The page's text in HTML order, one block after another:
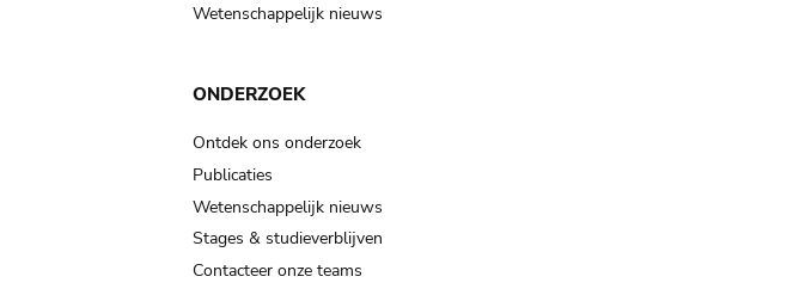
Wetenschappelijk nieuws
ONDERZOEK
Ontdek ons onderzoek
Publicaties
Wetenschappelijk nieuws
Stages & studieverblijven
Contacteer onze teams